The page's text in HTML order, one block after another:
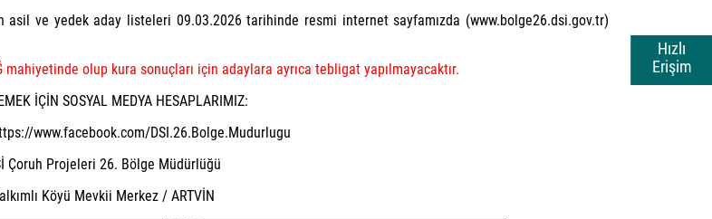
Hızlı
Erişim
asil ve yedek aday listeleri 09.03.2026 tarihinde resmi internet sayfamızda (www.bolge26.dsi.gov.tr)
mahiyetinde olup kura sonuçları için adaylara ayrıca tebligat yapılmayacaktır.
İÇİN SOSYAL MEDYA HESAPLARIMIZ:
www.facebook.com/DSI.26.Bolge.Mudurlugu
Çoruh Projeleri 26. Bölge Müdürlüğü
Köyü Mevkii Merkez / ARTVİN